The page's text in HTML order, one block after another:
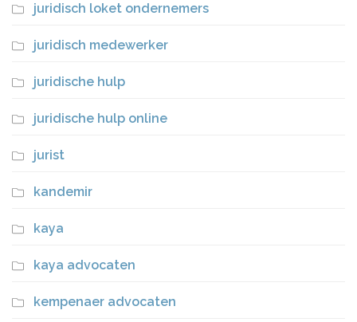
juridisch loket ondernemers
juridisch medewerker
juridische hulp
juridische hulp online
jurist
kandemir
kaya
kaya advocaten
kempenaer advocaten